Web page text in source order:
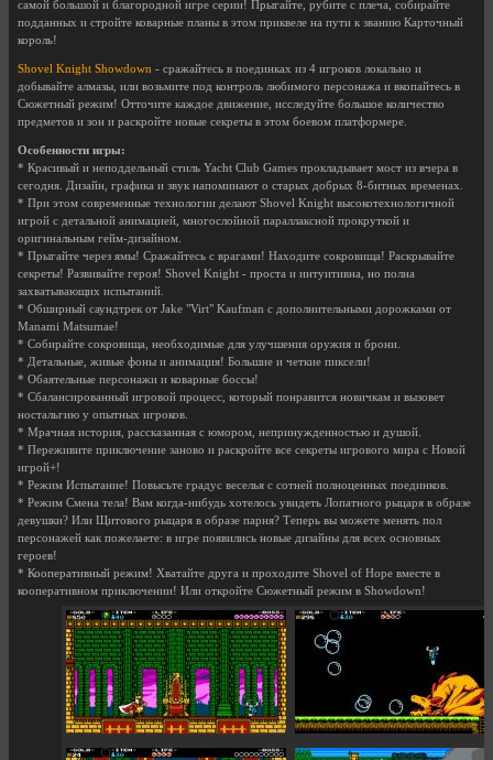
самой большой и благородной игре серии! Прыгайте, рубите с плеча, собирайте
подданных и стройте коварные планы в этом приквеле на пути к званию Карточный
король!
Shovel Knight Showdown - сражайтесь в поединках из 4 игроков локально и
добывайте алмазы, или возьмите под контроль любимого персонажа и вкопайтесь в
Сюжетный режим! Отточите каждое движение, исследуйте большое количество
предметов и зон и раскройте новые секреты в этом боевом платформере.
Особенности игры:
* Красивый и неподдельный стиль Yacht Club Games прокладывает мост из вчера в
сегодня. Дизайн, графика и звук напоминают о старых добрых 8-битных временах.
* При этом современные технологии делают Shovel Knight высокотехнологичной
игрой с детальной анимацией, многослойной параллаксной прокруткой и
оригинальным гейм-дизайном.
* Прыгайте через ямы! Сражайтесь с врагами! Находите сокровища! Раскрывайте
секреты! Развивайте героя! Shovel Knight - проста и интуитивна, но полна
захватывающих испытаний.
* Обширный саундтрек от Jake "Virt" Kaufman с дополнительными дорожками от
Manami Matsumae!
* Собирайте сокровища, необходимые для улучшения оружия и брони.
* Детальные, живые фоны и анимация! Большие и четкие пиксели!
* Обаятельные персонажи и коварные боссы!
* Сбалансированный игровой процесс, который понравится новичкам и вызовет
ностальгию у опытных игроков.
* Мрачная история, рассказанная с юмором, непринужденностью и душой.
* Переживите приключение заново и раскройте все секреты игрового мира с Новой
игрой+!
* Режим Испытание! Повысьте градус веселья с сотней полноценных поединков.
* Режим Смена тела! Вам когда-нибудь хотелось увидеть Лопатного рыцаря в образе
девушки? Или Щитового рыцаря в образе парня? Теперь вы можете менять пол
персонажей как пожелаете: в игре появились новые дизайны для всех основных
героев!
* Кооперативный режим! Хватайте друга и проходите Shovel of Hope вместе в
кооперативном приключении! Или откройте Сюжетный режим в Showdown!